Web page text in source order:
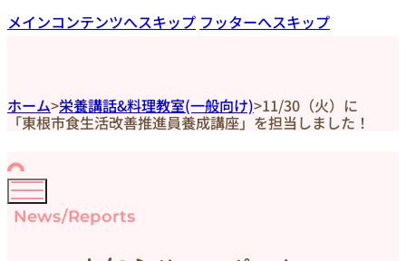
メインコンテンツへスキップ フッターへスキップ
ホーム>栄養講話&料理教室(一般向け)>11/30（火）に
「東根市食生活改善推進員養成講座」を担当しました！
News/Reports